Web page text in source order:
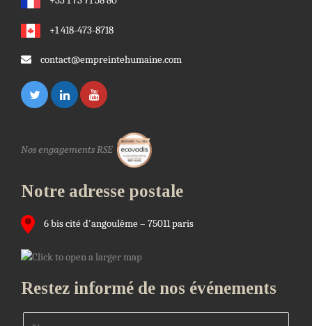
+1 418-473-8718
contact@empreintehumaine.com
Nos engagements RSE
Notre adresse postale
6 bis cité d'angoulême – 75011 paris
Restez informé de nos événements